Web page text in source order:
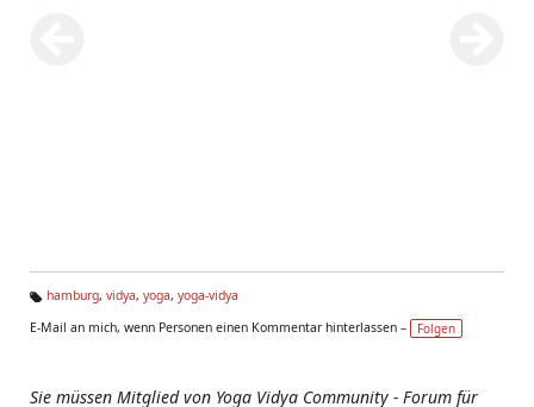
g
hamburg, vidya, yoga, yoga-vidya
E-Mail an mich, wenn Personen einen Kommentar hinterlassen –
Folgen
Sie müssen Mitglied von Yoga Vidya Community - Forum für